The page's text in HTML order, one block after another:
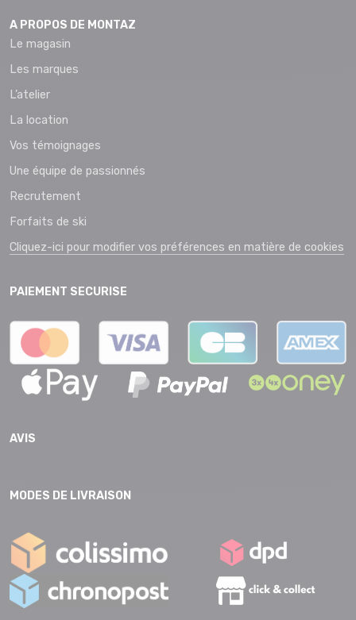
A PROPOS DE MONTAZ
Le magasin
Les marques
L’atelier
La location
Vos témoignages
Une équipe de passionnés
Recrutement
Forfaits de ski
Cliquez-ici pour modifier vos préférences en matière de cookies
PAIEMENT SECURISE
AVIS
MODES DE LIVRAISON